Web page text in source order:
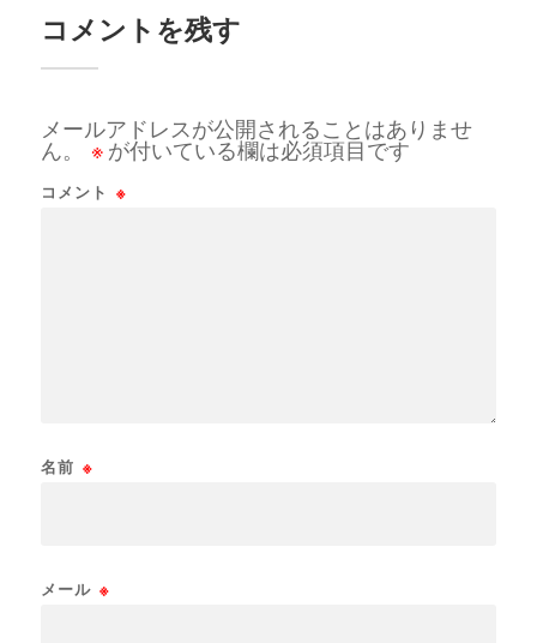
コメントを残す
メールアドレスが公開されることはありませ
ん。
※ が付いている欄は必須項目です
コメント ※
名前 ※
メール ※